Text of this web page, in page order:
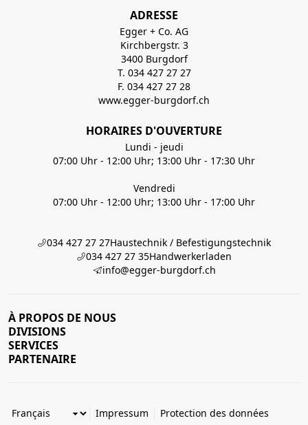
ADRESSE
Egger + Co. AG
Kirchbergstr. 3
3400 Burgdorf
T. 034 427 27 27
F. 034 427 27 28
www.egger-burgdorf.ch
HORAIRES D'OUVERTURE
Lundi - jeudi
07:00 Uhr - 12:00 Uhr; 13:00 Uhr - 17:30 Uhr
Vendredi
07:00 Uhr - 12:00 Uhr; 13:00 Uhr - 17:00 Uhr
034 427 27 27Haustechnik / Befestigungstechnik
034 427 27 35Handwerkerladen
info@egger-burgdorf.ch
À PROPOS DE NOUS
DIVISIONS
SERVICES
PARTENAIRE
Impressum Protection des données